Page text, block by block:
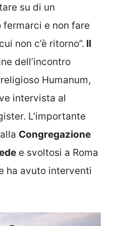
su di un
e non fare
non c’è ritorno”. Il
dell’incontro
Humanum,
intervista al
L’importante
Congregazione
e svoltosi a Roma
ha avuto interventi